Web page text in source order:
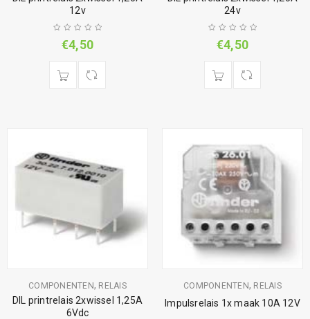
12v
€4,50
24v
€4,50
COMPONENTEN, RELAIS
DIL printrelais 2xwissel 1,25A
6Vdc
COMPONENTEN, RELAIS
Impulsrelais 1x maak 10A 12V